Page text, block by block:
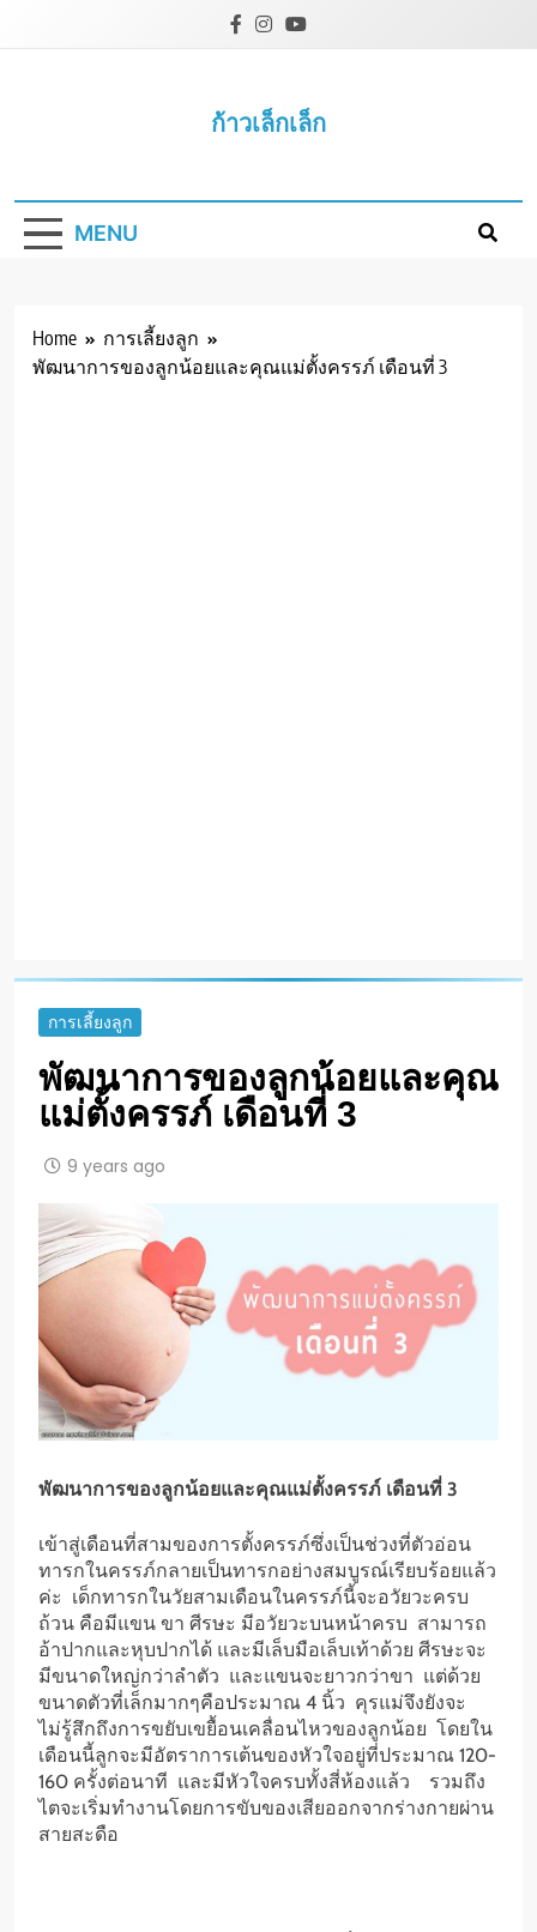
ก้าวเล็กเล็ก
MENU
Home
การเลี้ยงลูก
พัฒนาการของลูกน้อยและคุณแม่ตั้งครรภ์ เดือนที่ 3
การเลี้ยงลูก
พัฒนาการของลูกน้อยและคุณ
แม่ตั้งครรภ์ เดือนที่ 3
9 years ago
พัฒนาการของลูกน้อยและคุณแม่ตั้งครรภ์ เดือนที่ 3
เข้าสู่เดือนที่สามของการตั้งครรภ์ซึ่งเป็นช่วงที่ตัวอ่อน
ทารกในครรภ์กลายเป็นทารกอย่างสมบูรณ์เรียบร้อยแล้ว
ค่ะ เด็กทารกในวัยสามเดือนในครรภ์นี้จะอวัยวะครบ
ถ้วน คือมีแขน ขา ศีรษะ มีอวัยวะบนหน้าครบ สามารถ
อ้าปากและหุบปากได้ และมีเล็บมือเล็บเท้าด้วย ศีรษะจะ
มีขนาดใหญ่กว่าลำตัว และแขนจะยาวกว่าขา แต่ด้วย
ขนาดตัวที่เล็กมากๆคือประมาณ 4 นิ้ว คุรแม่จึงยังจะ
ไม่รู้สึกถึงการขยับเขยื้อนเคลื่อนไหวของลูกน้อย โดยใน
เดือนนี้ลูกจะมีอัตราการเต้นของหัวใจอยู่ที่ประมาณ 120-
160 ครั้งต่อนาที และมีหัวใจครบทั้งสี่ห้องแล้ว รวมถึง
ไตจะเริ่มทำงานโดยการขับของเสียออกจากร่างกายผ่าน
สายสะดือ